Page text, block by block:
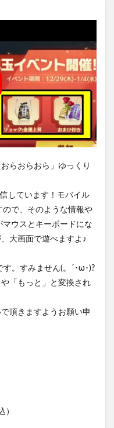
らおらおら」ゆっくり
信しています！モバイル
ので、そのような情報や
マウスとキーボードにな
大画面で遊べますよ♪
。すみません(。´･ω･)?
「もっと」と変換され
頂きますようお願い申
）